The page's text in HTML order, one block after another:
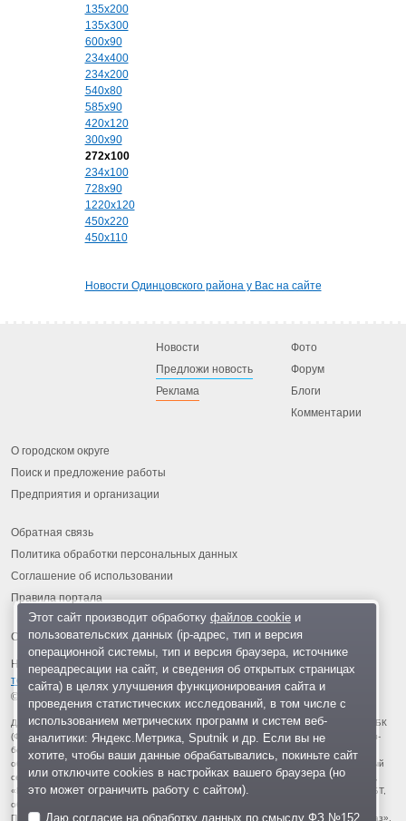
135x200
135x300
600x90
234x400
234x200
540x80
585x90
420x120
300x90
272x100
234x100
728x90
1220x120
450x220
450x110
Новости Одинцовского района у Вас на сайте
Новости
Предложи новость
Реклама
Фото
Форум
Блоги
Комментарии
О городском округе
Поиск и предложение работы
Предприятия и организации
Обратная связь
Политика обработки персональных данных
Соглашение об использовании
Правила портала
На информационном ресурсе применяются
технологии
© 2013-2026 «ОИНФО»,
сделано в Одинцово
Для читателей: В России признаны экстремистскими и запрещены организации ФБК
(Фонд борьбы с коррупцией, признан иноагентом), Штабы Навального, «Национал-
большевистская партия», «Свидетели Иеговы», «Армия воли народа», «Русский
общенациональный союз», «Движение против нелегальной иммиграции», «Правый
сектор», УНА-УНСО, УПА, «Тризуб им. Степана Бандеры», «Мизантропик дивижн»,
«Меджлис крымскотатарского народа», движение «Артподготовка», движение ЛГБТ,
общероссийская политическая партия «Воля», АУЕ, батальоны «Азов» и «Айдар».
Признаны террористическими и запрещены: «Движение Талибан», «Имарат Кавказ»,
Этот сайт производит обработку файлов cookieи
пользовательских данных (ip-адрес, тип и версия
операционной системы, тип и версия браузера, источнике
переадресации на сайт, и сведения об открытых страницах
сайта) в целях улучшения функционирования сайта и
проведения статистических исследований, в том числе с
использованием метрических программ и систем веб-
аналитики: Яндекс.Метрика, Sputnik и др. Если вы не
хотите, чтобы ваши данные обрабатывались, покиньте сайт
или отключите cookies в настройках вашего браузера (но
это может ограничить работу с сайтом).
Даю согласие на обработку данных по смыслуФЗ №152